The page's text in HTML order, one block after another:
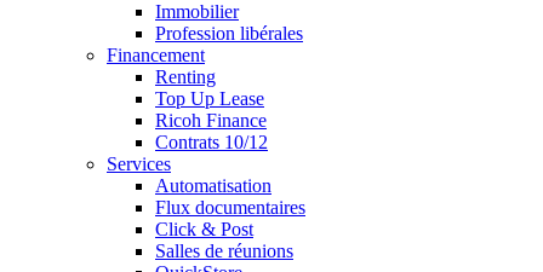
Immobilier
Profession libérales
Financement
Renting
Top Up Lease
Ricoh Finance
Contrats 10/12
Services
Automatisation
Flux documentaires
Click & Post
Salles de réunions